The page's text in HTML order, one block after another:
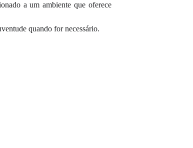
a um ambiente que oferece
quando for necessário.